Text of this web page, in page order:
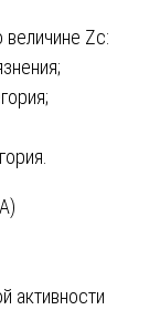
величине Zc:
активности